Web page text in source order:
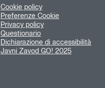
Cookie policy
Preferenze Cookie
Privacy policy
Questionario
Dichiarazione di accessibilità
Javni Zavod GO! 2025